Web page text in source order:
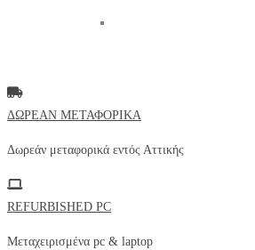
ΔΩΡΕΑΝ ΜΕΤΑΦΟΡΙΚΑ
Δωρεάν μεταφορικά εντός Αττικής
REFURBISHED PC
Μεταχειρισμένα pc & laptop